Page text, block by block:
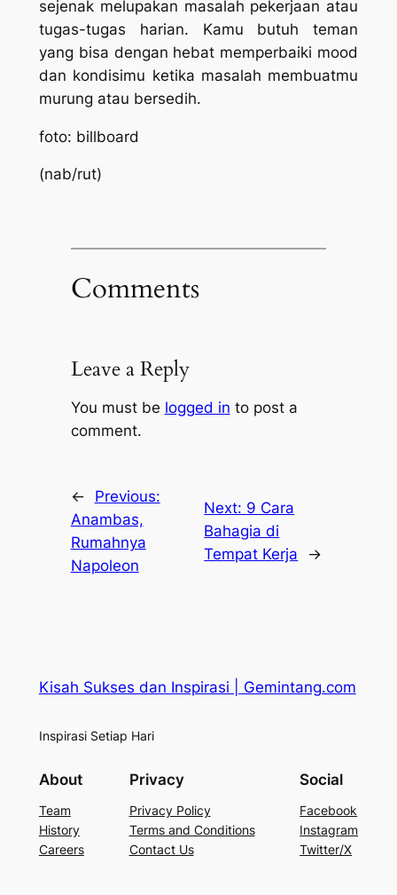
sejenak melupakan masalah pekerjaan atau
tugas-tugas harian. Kamu butuh teman
yang bisa dengan hebat memperbaiki mood
dan kondisimu ketika masalah membuatmu
murung atau bersedih.
foto: billboard
(nab/rut)
Comments
Leave a Reply
You must be logged in to post a
comment.
←
Previous:
Anambas,
Rumahnya
Napoleon
Next: 9 Cara
Bahagia di
Tempat Kerja
→
Kisah Sukses dan Inspirasi | Gemintang.com
Inspirasi Setiap Hari
About
Team
History
Careers
Privacy
Privacy Policy
Terms and Conditions
Contact Us
Social
Facebook
Instagram
Twitter/X